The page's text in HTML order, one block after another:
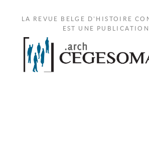
LA REVUE BELGE D'HISTOIRE
EST UNE